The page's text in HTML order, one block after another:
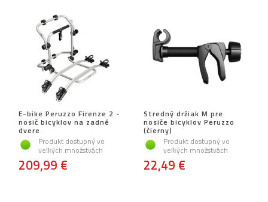
E-bike Peruzzo Firenze 2 -
nosič bicyklov na zadné
dvere
Produkt dostupný vo
veľkých množstvách
209,99 €
Stredný držiak M pre
nosiče bicyklov Peruzzo
(čierny)
Produkt dostupný vo
veľkých množstvách
22,49 €